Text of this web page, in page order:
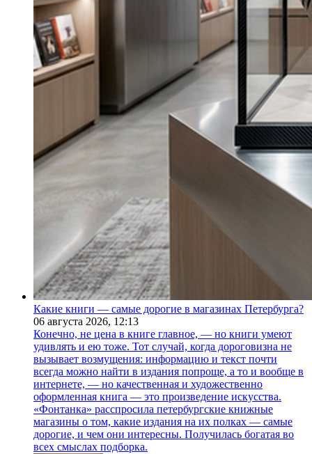
Какие книги — самые дорогие в магазинах Петербурга?
06 августа 2026, 12:13
Конечно, не цена в книге главное, — но книги умеют
удивлять и ею тоже. Тот случай, когда дороговизна не
вызывает возмущения: информацию и текст почти
всегда можно найти в издания попроще, а то и вообще в
интернете, — но качественная и художественно
оформленная книга — это произведение искусства.
«Фонтанка» расспросила петербургские книжные
магазины о том, какие издания на их полках — самые
дорогие, и чем они интересны. Получилась богатая во
всех смыслах подборка.